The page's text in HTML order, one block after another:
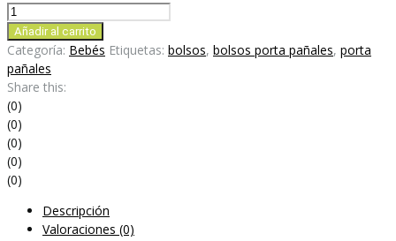
Porta
pañales
cambiador
2
en
1
Morado-
Gris
cantidad
Añadir al carrito
Categoría: Bebés Etiquetas: bolsos, bolsos porta pañales, porta
pañales
Share this:
(0)
(0)
(0)
(0)
(0)
Descripción
Valoraciones (0)